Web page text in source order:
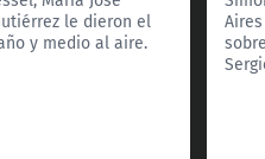
le dieron el
y medio al aire.